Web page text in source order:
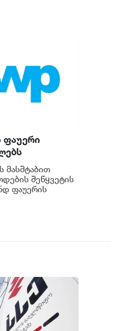
ფაუერი
მასშტაბით
შეწყვეტის
ფაუერის